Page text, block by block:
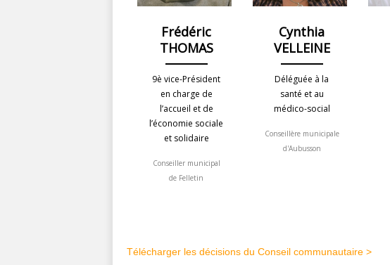
Frédéric
THOMAS
9è vice-Président
en charge de
l’accueil et de
l’économie sociale
et solidaire
Conseiller municipal
de Felletin
Cynthia
VELLEINE
Déléguée à la
santé et au
médico-social
Conseillère municipale
d'Aubusson
Télécharger les décisions du Conseil communautaire >